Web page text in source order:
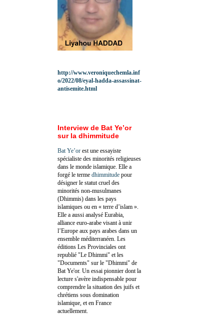
http://www.veroniquechemla.inf
o/2022/08/eyal-hadda-assassinat-
antisemite.html
Interview de Bat Ye’or
sur la dhimmitude
Bat Ye’or est une essayiste
spécialiste des minorités religieuses
dans le monde islamique. Elle a
forgé le terme dhimmitude pour
désigner le statut cruel des
minorités non-musulmanes
(Dhimmis) dans les pays
islamiques ou en « terre d’islam ».
Elle a aussi analysé Eurabia,
alliance euro-arabe visant à unir
l’Europe aux pays arabes dans un
ensemble méditerranéen. Les
éditions Les Provinciales ont
republié "Le Dhimmi" et les
"Documents" sur le "Dhimmi" de
Bat Ye'or. Un essai pionnier dont la
lecture s'avère indispensable pour
comprendre la situation des juifs et
chrétiens sous domination
islamique, et en France
actuellement.